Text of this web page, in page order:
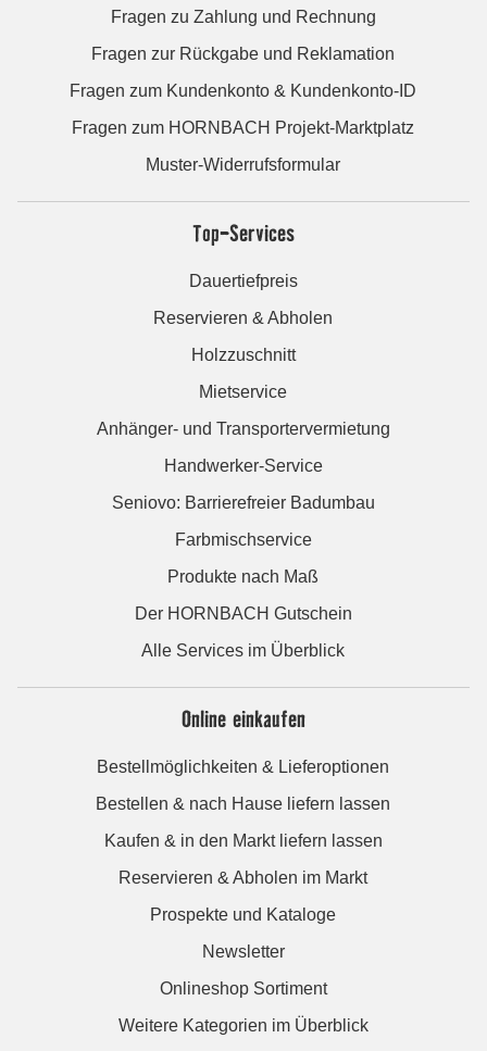
Fragen zu Zahlung und Rechnung
Fragen zur Rückgabe und Reklamation
Fragen zum Kundenkonto & Kundenkonto-ID
Fragen zum HORNBACH Projekt-Marktplatz
Muster-Widerrufsformular
Top-Services
Dauertiefpreis
Reservieren & Abholen
Holzzuschnitt
Mietservice
Anhänger- und Transportervermietung
Handwerker-Service
Seniovo: Barrierefreier Badumbau
Farbmischservice
Produkte nach Maß
Der HORNBACH Gutschein
Alle Services im Überblick
Online einkaufen
Bestellmöglichkeiten & Lieferoptionen
Bestellen & nach Hause liefern lassen
Kaufen & in den Markt liefern lassen
Reservieren & Abholen im Markt
Prospekte und Kataloge
Newsletter
Onlineshop Sortiment
Weitere Kategorien im Überblick